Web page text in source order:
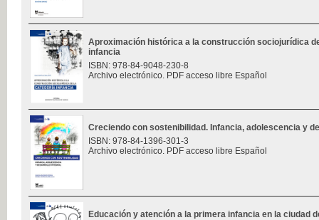
Aproximación histórica a la construcción sociojurídica
infancia
ISBN: 978-84-9048-230-8
Archivo electrónico. PDF acceso libre Español
Creciendo con sostenibilidad. Infancia, adolescencia y
ISBN: 978-84-1396-301-3
Archivo electrónico. PDF acceso libre Español
Educación y atención a la primera infancia en la ciudad